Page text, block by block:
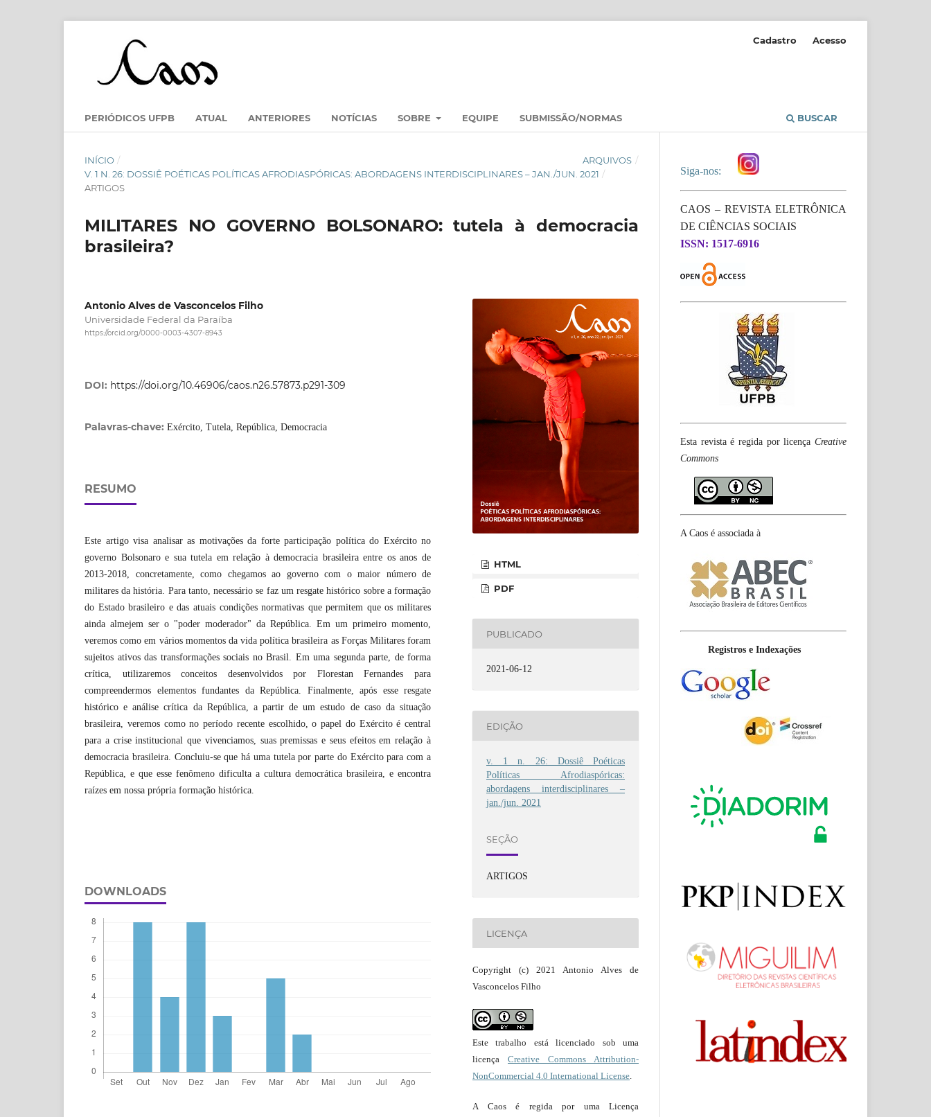
PERIÓDICOS UFPB ATUAL ANTERIORES NOTÍCIAS SOBRE EQUIPE SUBMISSÃO/NORMAS BUSCAR
Cadastro Acesso
INÍCIO / ARQUIVOS /
V. 1 N. 26: DOSSIÊ POÉTICAS POLÍTICAS AFRODIASPÓRICAS: ABORDAGENS INTERDISCIPLINARES – JAN./JUN. 2021 /
ARTIGOS
MILITARES NO GOVERNO BOLSONARO: tutela à democracia
brasileira?
Antonio Alves de Vasconcelos Filho
Universidade Federal da Paraíba
https://orcid.org/0000-0003-4307-8943
DOI: https://doi.org/10.46906/caos.n26.57873.p291-309
Palavras-chave: Exército, Tutela, República, Democracia
RESUMO
Este artigo visa analisar as motivações da forte participação política do Exército no
governo Bolsonaro e sua tutela em relação à democracia brasileira entre os anos de
2013-2018, concretamente, como chegamos ao governo com o maior número de
militares da história. Para tanto, necessário se faz um resgate histórico sobre a formação
do Estado brasileiro e das atuais condições normativas que permitem que os militares
ainda almejem ser o "poder moderador" da República. Em um primeiro momento,
veremos como em vários momentos da vida política brasileira as Forças Militares foram
sujeitos ativos das transformações sociais no Brasil. Em uma segunda parte, de forma
crítica, utilizaremos conceitos desenvolvidos por Florestan Fernandes para
compreendermos elementos fundantes da República. Finalmente, após esse resgate
histórico e análise crítica da República, a partir de um estudo de caso da situação
brasileira, veremos como no período recente escolhido, o papel do Exército é central
para a crise institucional que vivenciamos, suas premissas e seus efeitos em relação à
democracia brasileira. Concluiu-se que há uma tutela por parte do Exército para com a
República, e que esse fenômeno dificulta a cultura democrática brasileira, e encontra
raízes em nossa própria formação histórica.
DOWNLOADS
HTML
PDF
PUBLICADO
2021-06-12
EDIÇÃO
v. 1 n. 26: Dossiê Poéticas
Políticas Afrodiaspóricas:
abordagens interdisciplinares –
jan./jun. 2021
SEÇÃO
ARTIGOS
LICENÇA
Copyright (c) 2021 Antonio Alves de
Vasconcelos Filho
Este trabalho está licenciado sob uma
licença Creative Commons Attribution-
NonCommercial 4.0 International License.
A Caos é regida por uma Licença
Siga-nos:
CAOS – REVISTA ELETRÔNICA
DE CIÊNCIAS SOCIAIS
ISSN: 1517-6916
Esta revista é regida por licença Creative
Commons
A Caos é associada à
Registros e Indexações